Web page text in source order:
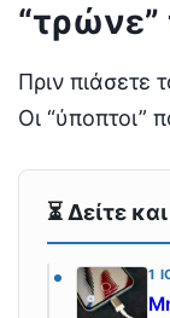
“τρώνε”
Πριν πιάσετε
Οι “ύποπτοι”
⏳ Δείτε
1